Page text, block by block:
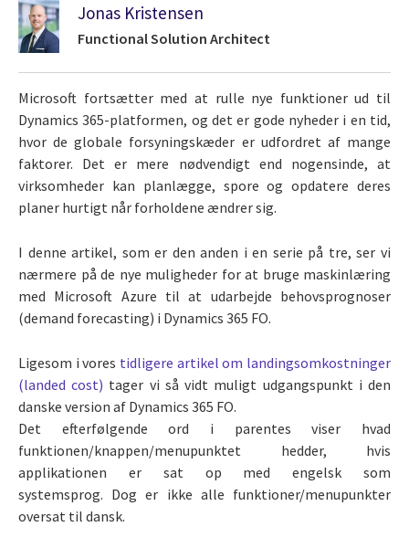
Jonas Kristensen
Functional Solution Architect
Microsoft fortsætter med at rulle nye funktioner ud til
Dynamics 365-platformen, og det er gode nyheder i en tid,
hvor de globale forsyningskæder er udfordret af mange
faktorer. Det er mere nødvendigt end nogensinde, at
virksomheder kan planlægge, spore og opdatere deres
planer hurtigt når forholdene ændrer sig.
I denne artikel, som er den anden i en serie på tre, ser vi
nærmere på de nye muligheder for at bruge maskinlæring
med Microsoft Azure til at udarbejde behovsprognoser
(demand forecasting) i Dynamics 365 FO.
Ligesom i vores tidligere artikel om landingsomkostninger
(landed cost) tager vi så vidt muligt udgangspunkt i den
danske version af Dynamics 365 FO.
Det efterfølgende ord i parentes viser hvad
funktionen/knappen/menupunktet hedder, hvis
applikationen er sat op med engelsk som
systemsprog. Dog er ikke alle funktioner/menupunkter
oversat til dansk.